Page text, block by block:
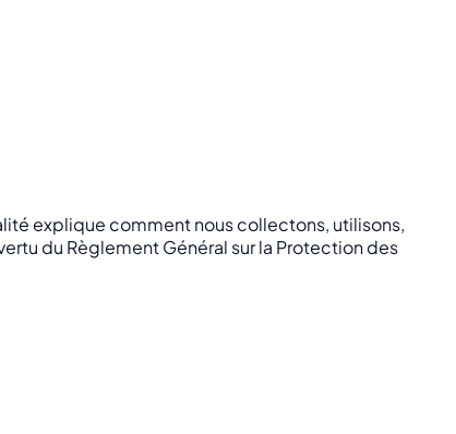
explique comment nous collectons, utilisons,
du Règlement Général sur la Protection des